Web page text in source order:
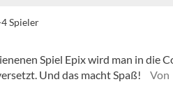
Spieler
Spiel Epix wird man in die
Und das macht Spaß!
Von